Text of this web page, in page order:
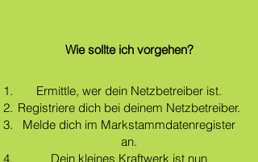
Wie sollte ich vorgehen?
Ermittle, wer dein Netzbetreiber ist.
Registriere dich bei deinem Netzbetreiber.
Melde dich im Markstammdatenregister
an.
Dein kleines Kraftwerk ist nun